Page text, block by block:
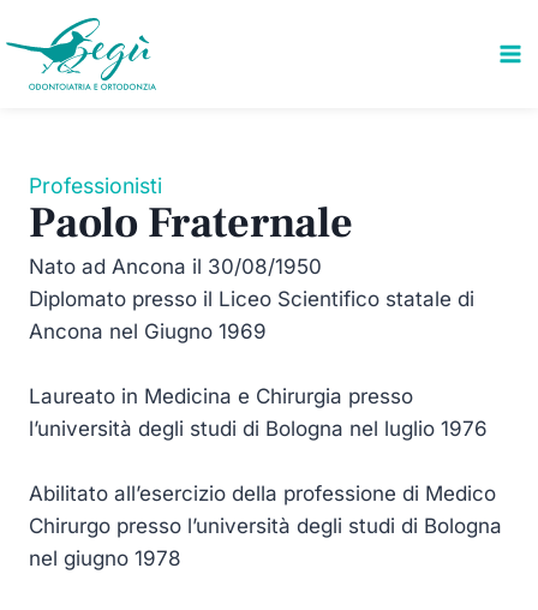
al
contenuto
Professionisti
Paolo Fraternale
Nato ad Ancona il 30/08/1950
Diplomato presso il Liceo Scientifico statale di
Ancona nel Giugno 1969
Laureato in Medicina e Chirurgia presso
l’università degli studi di Bologna nel luglio 1976
Abilitato all’esercizio della professione di Medico
Chirurgo presso l’università degli studi di Bologna
nel giugno 1978